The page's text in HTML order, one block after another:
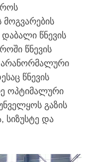
წნევის
წნევის
წნევის
ოპტიმალური
გაზის
სიზუსტე და